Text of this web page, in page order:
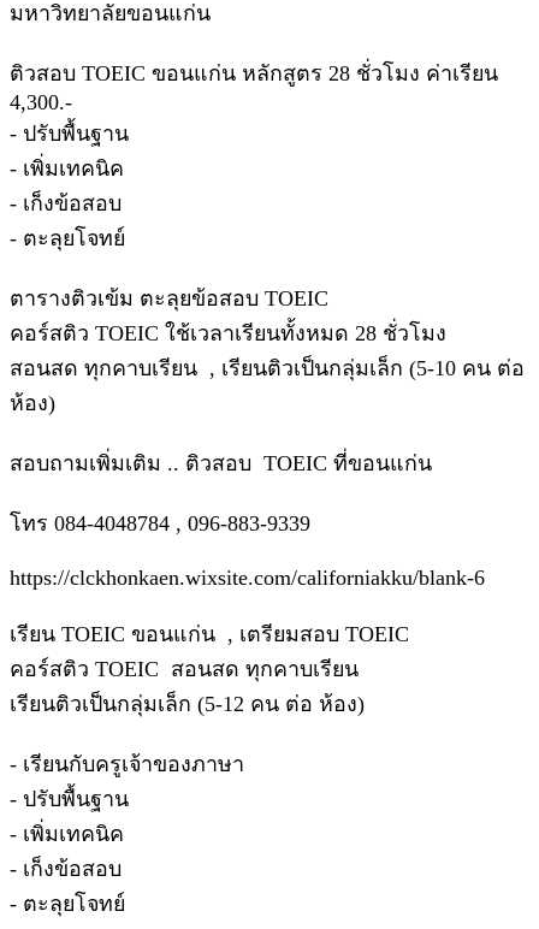
มหาวิทยาลัยขอนแก่น
ติวสอบ TOEIC ขอนแก่น หลักสูตร 28 ชั่วโมง ค่าเรียน
4,300.-
- ปรับพื้นฐาน
- เพิ่มเทคนิค
- เก็งข้อสอบ
- ตะลุยโจทย์
ตารางติวเข้ม ตะลุยข้อสอบ TOEIC
คอร์สติว TOEIC ใช้เวลาเรียนทั้งหมด 28 ชั่วโมง
สอนสด ทุกคาบเรียน , เรียนติวเป็นกลุ่มเล็ก (5-10 คน ต่อ
ห้อง)
สอบถามเพิ่มเติม .. ติวสอบ TOEIC ที่ขอนแก่น
โทร 084-4048784 , 096-883-9339
https://clckhonkaen.wixsite.com/californiakku/blank-6
เรียน TOEIC ขอนแก่น , เตรียมสอบ TOEIC
คอร์สติว TOEIC สอนสด ทุกคาบเรียน
เรียนติวเป็นกลุ่มเล็ก (5-12 คน ต่อ ห้อง)
- เรียนกับครูเจ้าของภาษา
- ปรับพื้นฐาน
- เพิ่มเทคนิค
- เก็งข้อสอบ
- ตะลุยโจทย์